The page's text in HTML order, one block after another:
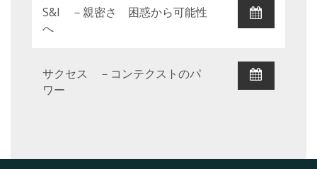
S&I －親密さ 困惑から可能性
へ
サクセス －コンテクストのパ
ワー